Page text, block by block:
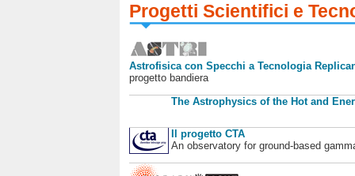
Progetti Scientifici e
Astrofisica con Specchi a Tecnologia
progetto bandiera
The Astrophysics of the Hot and
Il progetto CTA
An observatory for ground-based